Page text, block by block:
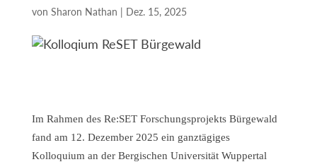
von Sharon Nathan | Dez. 15, 2025
Im Rahmen des Re:SET Forschungsprojekts Bürgewald
fand am 12. Dezember 2025 ein ganztägiges
Kolloquium an der Bergischen Universität Wuppertal